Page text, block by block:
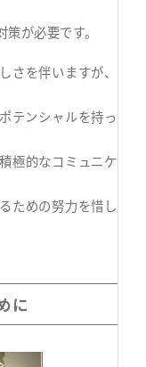
が必要です。
さを伴いますが、
テンシャルを持っ
極的なコミュニケ
ための努力を惜し
に